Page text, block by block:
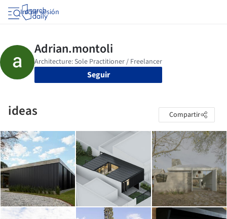
Iniciar sesión
Seguir
ideas Compartir